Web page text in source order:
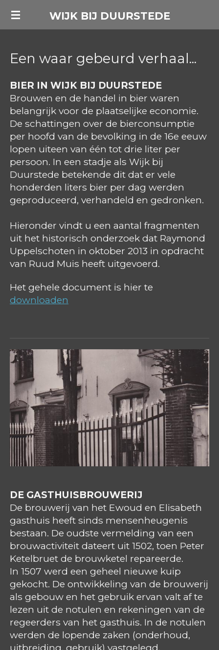
Ga
hoofdinhoud
WIJK BIJ DUURSTEDE
Een waar gebeurd verhaal...
BIER IN WIJK BIJ DUURSTEDE
Brouwen en de handel in bier waren
belangrijk voor de plaatselijke economie.
De schattingen over de bierconsumptie
per hoofd van de bevolking in de 16e eeuw
lopen uiteen van één tot drie liter per
persoon. In een stadje als Wijk bij
Duurstede betekende dit dat er vele
honderden liters bier per dag werden
geproduceerd, verhandeld en gedronken.
Hieronder vindt u een aantal fragmenten
uit het historisch onderzoek dat Raymond
Uppelschoten in oktober 2013 in opdracht
van Ruud Muis heeft uitgevoerd.
Het gehele document is hier te
downloaden
DE GASTHUISBROUWERIJ
De brouwerij van het Ewoud en Elisabeth
gasthuis heeft sinds mensenheugenis
bestaan. De oudste vermelding van een
brouwactiviteit dateert uit 1502, toen Peter
Ketelbruet de brouwketel repareerde.
In 1507 werd een geheel nieuwe kuip
gekocht. De ontwikkeling van de brouwerij
als gebouw en het gebruik ervan valt af te
lezen uit de notulen en rekeningen van de
regeerders van het gasthuis. In de notulen
werden de lopende zaken (onderhoud,
uitbreiding, gebruik) vastgelegd.